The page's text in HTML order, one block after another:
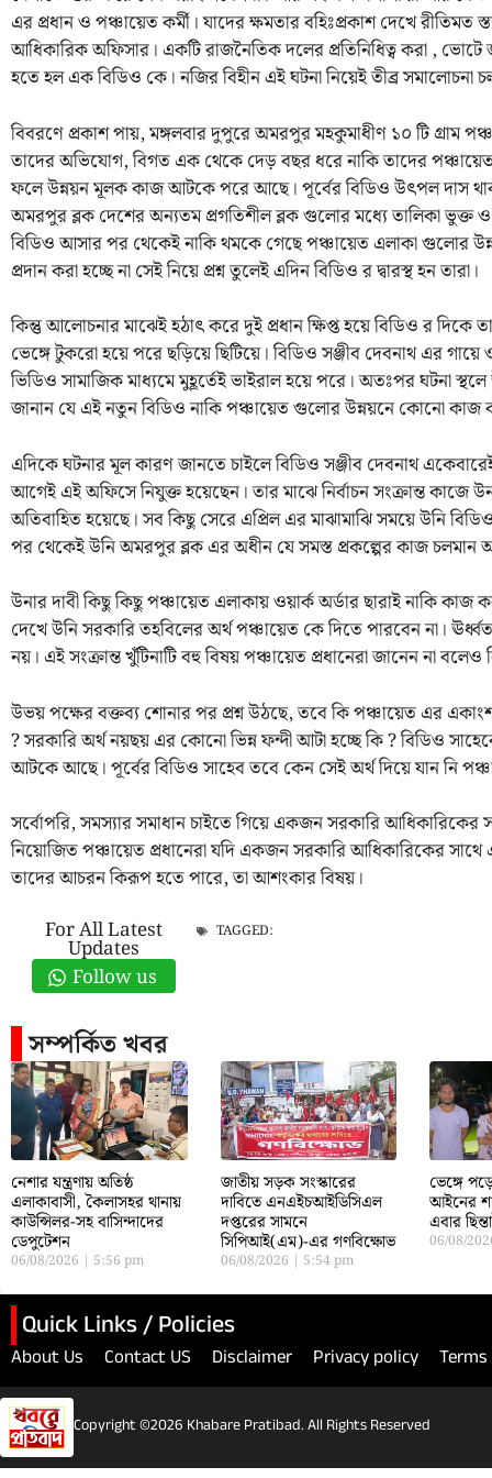
এর প্রধান ও পঞ্চায়েত কর্মী। যাদের ক্ষমতার বহিঃপ্রকাশ দেখে রীতিমত
আধিকারিক অফিসার। একটি রাজনৈতিক দলের প্রতিনিধিত্ব করা , ভোটে
হতে হল এক বিডিও কে। নজির বিহীন এই ঘটনা নিয়েই তীব্র সমালোচনা
বিবরণে প্রকাশ পায়, মঙ্গলবার দুপুরে অমরপুর মহকুমাধীণ ১০ টি গ্রাম
তাদের অভিযোগ, বিগত এক থেকে দেড় বছর ধরে নাকি তাদের
ফলে উন্নয়ন মূলক কাজ আটকে পরে আছে। পূর্বের বিডিও উৎপল দাস
অমরপুর ব্লক দেশের অন্যতম প্রগতিশীল ব্লক গুলোর মধ্যে তালিকা ভুক্ত
বিডিও আসার পর থেকেই নাকি থমকে গেছে পঞ্চায়েত এলাকা গুলোর
প্রদান করা হচ্ছে না সেই নিয়ে প্রশ্ন তুলেই এদিন বিডিও র দ্বারস্থ হন তারা।
কিন্তু আলোচনার মাঝেই হঠাৎ করে দুই প্রধান ক্ষিপ্ত হয়ে বিডিও র দিকে
ভেঙ্গে টুকরো হয়ে পরে ছড়িয়ে ছিটিয়ে। বিডিও সঞ্জীব দেবনাথ এর
ভিডিও সামাজিক মাধ্যমে মুহূর্তেই ভাইরাল হয়ে পরে। অতঃপর ঘটনা স্থলে
জানান যে এই নতুন বিডিও নাকি পঞ্চায়েত গুলোর উন্নয়নে কোনো কাজ
এদিকে ঘটনার মূল কারণ জানতে চাইলে বিডিও সঞ্জীব দেবনাথ
আগেই এই অফিসে নিযুক্ত হয়েছেন। তার মাঝে নির্বাচন সংক্রান্ত কাজে
অতিবাহিত হয়েছে। সব কিছু সেরে এপ্রিল এর মাঝামাঝি সময়ে উনি
পর থেকেই উনি অমরপুর ব্লক এর অধীন যে সমস্ত প্রকল্পের কাজ চলমান
উনার দাবী কিছু কিছু পঞ্চায়েত এলাকায় ওয়ার্ক অর্ডার ছারাই নাকি কাজ
দেখে উনি সরকারি তহবিলের অর্থ পঞ্চায়েত কে দিতে পারবেন না।
নয়। এই সংক্রান্ত খুঁটিনাটি বহু বিষয় পঞ্চায়েত প্রধানেরা জানেন না
উভয় পক্ষের বক্তব্য শোনার পর প্রশ্ন উঠছে, তবে কি পঞ্চায়েত এর একাংশ
? সরকারি অর্থ নয়ছয় এর কোনো ভিন্ন ফন্দী আটা হচ্ছে কি ? বিডিও
আটকে আছে। পূর্বের বিডিও সাহেব তবে কেন সেই অর্থ দিয়ে যান নি
সর্বোপরি, সমস্যার সমাধান চাইতে গিয়ে একজন সরকারি
নিয়োজিত পঞ্চায়েত প্রধানেরা যদি একজন সরকারি আধিকারিকের
তাদের আচরন কিরূপ হতে পারে, তা আশংকার বিষয়।
For All Latest
Updates
Follow us
TAGGED:
সম্পর্কিত খবর
নেশার যন্ত্রণায় অতিষ্ঠ
এলাকাবাসী, কৈলাসহর থানায়
কাউন্সিলর-সহ বাসিন্দাদের
ডেপুটেশন
06/08/2026 5:56 pm
জাতীয় সড়ক সংস্কারের
দাবিতে এনএইচআইডিসিএল
দপ্তরের সামনে
সিপিআই(এম)-এর গণবিক্ষোভ
06/08/2026 5:54 pm
ভেঙ্গে
আইনের
এবার
06/08/
Quick Links / Policies
About Us Contact US Disclaimer Privacy policy
Copyright ©2026 Khabare Pratibad. All Rights Reserved